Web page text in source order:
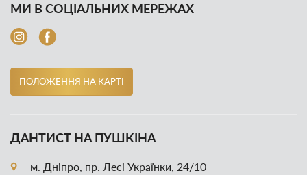
МИ В СОЦІАЛЬНИХ МЕРЕЖАХ
ПОЛОЖЕННЯ НА КАРТІ
ДАНТИСТ НА ПУШКІНА
м. Дніпро, пр. Лесі Українки, 24/10